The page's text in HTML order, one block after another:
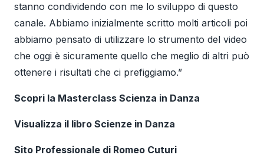
stanno condividendo con me lo sviluppo di questo
canale. Abbiamo inizialmente scritto molti articoli poi
abbiamo pensato di utilizzare lo strumento del video
che oggi è sicuramente quello che meglio di altri può
ottenere i risultati che ci prefiggiamo.”
Scopri la Masterclass Scienza in Danza
Visualizza il libro Scienze in Danza
Sito Professionale di Romeo Cuturi